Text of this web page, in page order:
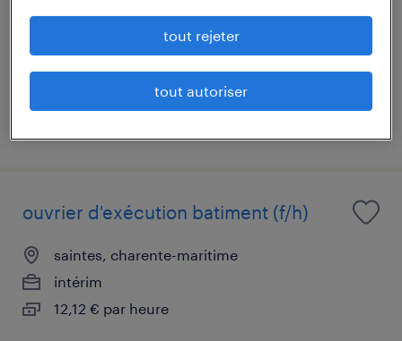
intérim
14,70 € par heure
ouvrier d'exécution batiment (f/h)
saintes, charente-maritime
intérim
12,12 € par heure
tout rejeter
tout autoriser